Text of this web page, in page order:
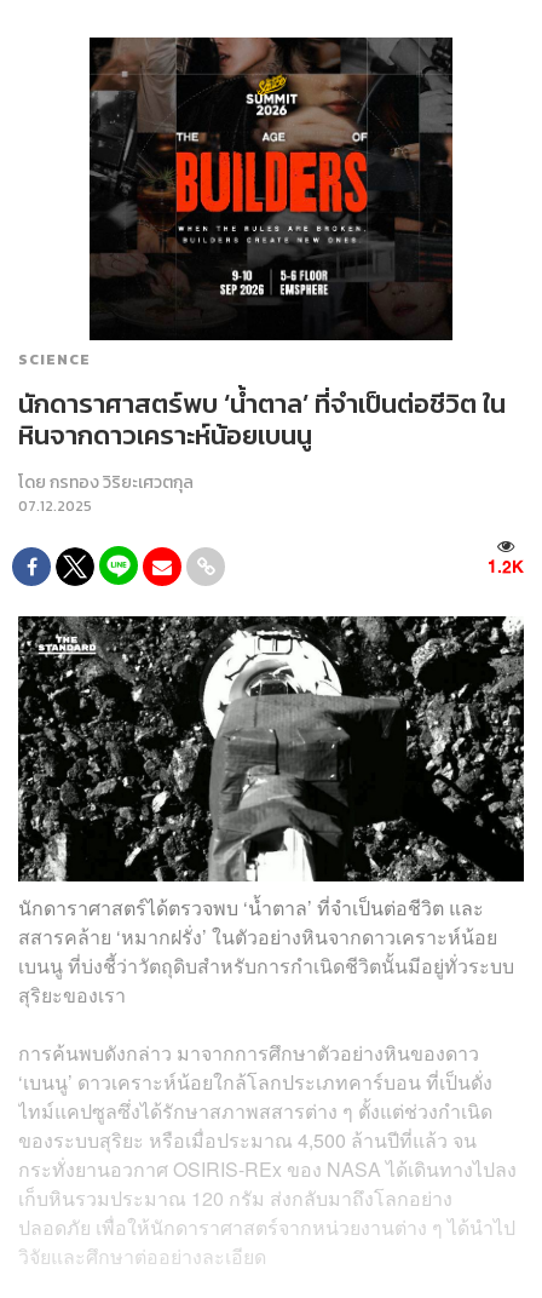
SCIENCE
นักดาราศาสตร์พบ ‘น้ำตาล’ ที่จำเป็นต่อชีวิต ใน
หินจากดาวเคราะห์น้อยเบนนู
โดยกรทอง วิริยะเศวตกุล
07.12.2025
1.2K
นักดาราศาสตร์ได้ตรวจพบ ‘น้ำตาล’ ที่จำเป็นต่อชีวิต และ
สสารคล้าย ‘หมากฝรั่ง’ ในตัวอย่างหินจากดาวเคราะห์น้อย
เบนนู ที่บ่งชี้ว่าวัตถุดิบสำหรับการกำเนิดชีวิตนั้นมีอยู่ทั่วระบบ
สุริยะของเรา
การค้นพบดังกล่าว มาจากการศึกษาตัวอย่างหินของดาว
‘เบนนู’ ดาวเคราะห์น้อยใกล้โลกประเภทคาร์บอน ที่เป็นดั่ง
ไทม์แคปซูลซึ่งได้รักษาสภาพสสารต่าง ๆ ตั้งแต่ช่วงกำเนิด
ของระบบสุริยะ หรือเมื่อประมาณ 4,500 ล้านปีที่แล้ว จน
กระทั่งยานอวกาศ OSIRIS-REx ของ NASA ได้เดินทางไปลง
เก็บหินรวมประมาณ 120 กรัม ส่งกลับมาถึงโลกอย่าง
ปลอดภัย เพื่อให้นักดาราศาสตร์จากหน่วยงานต่าง ๆ ได้นำไป
วิจัยและศึกษาต่ออย่างละเอียด